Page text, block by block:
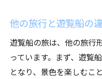
他の旅行と遊覧船の
遊覧船の旅は、他の旅行
っています。まず、遊覧
となり、景色を楽しむこ